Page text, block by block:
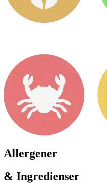
Allergener
& Ingredienser